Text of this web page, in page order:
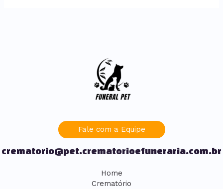
Fale com a Equipe
crematorio@pet.crematorioefuneraria.com.br
Home
Crematório